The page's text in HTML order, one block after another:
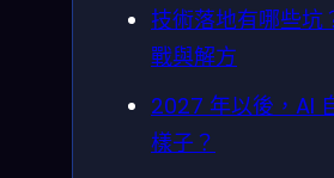
技術落地有哪些坑
戰與解方
2027 年以後，AI
樣子？